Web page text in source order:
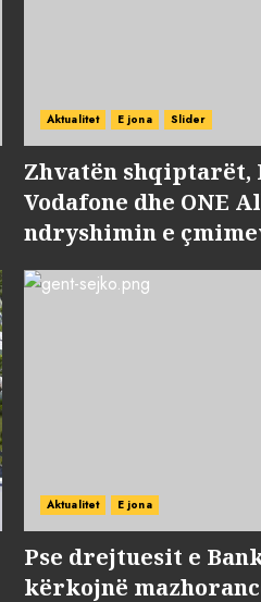
Aktualitet E jona Slider
Zhvatën shqiptarët,
Vodafone dhe ONE
ndryshimin e
Aktualitet E jona
Pse drejtuesit e
kërkojnë